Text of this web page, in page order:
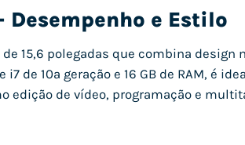
Desempenho e Estilo
15,6 polegadas que combina design
de 10ª geração e 16 GB de RAM, é
edição de vídeo, programação e